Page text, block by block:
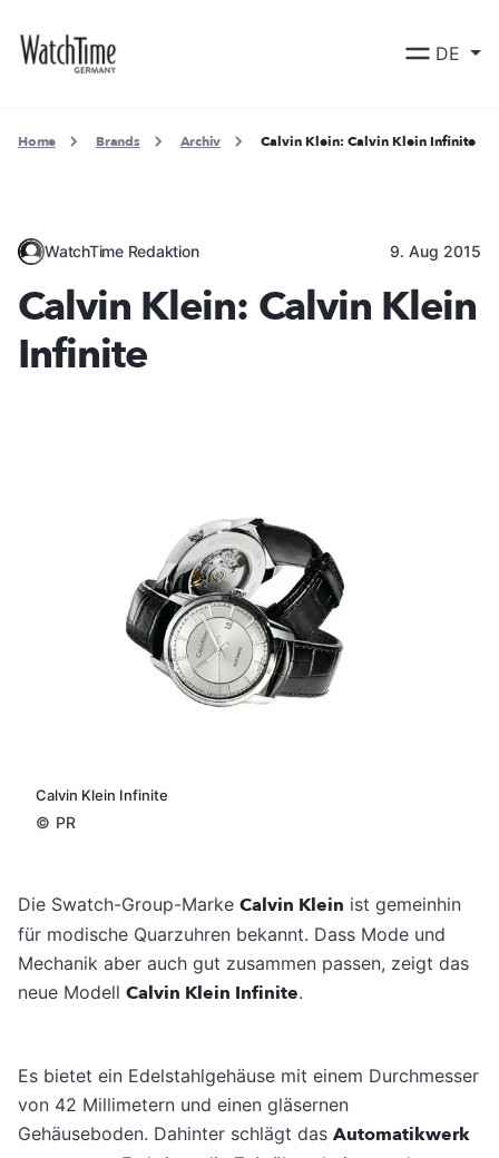
DE
Home Brands Archiv Calvin Klein: Calvin Klein Infinite
WatchTime Redaktion 9. Aug 2015
Calvin Klein: Calvin Klein
Infinite
Calvin Klein Infinite
© PR
Die Swatch-Group-Marke Calvin Klein ist gemeinhin
für modische Quarzuhren bekannt. Dass Mode und
Mechanik aber auch gut zusammen passen, zeigt das
neue Modell Calvin Klein Infinite.
Es bietet ein Edelstahlgehäuse mit einem Durchmesser
von 42 Millimetern und einen gläsernen
Gehäuseboden. Dahinter schlägt das Automatikwerk